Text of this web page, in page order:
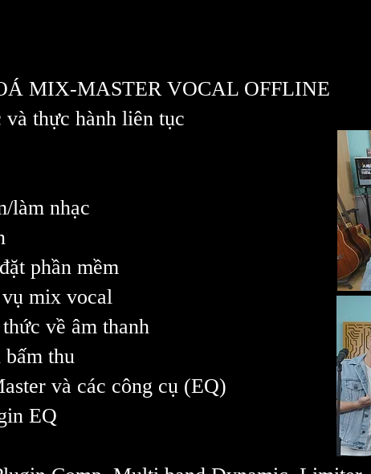
MIX-MASTER VOCAL OFFLINE
thực hành liên tục
làm nhạc
phần mềm
mix vocal
về âm thanh
thu
và các công cụ (EQ)
EQ